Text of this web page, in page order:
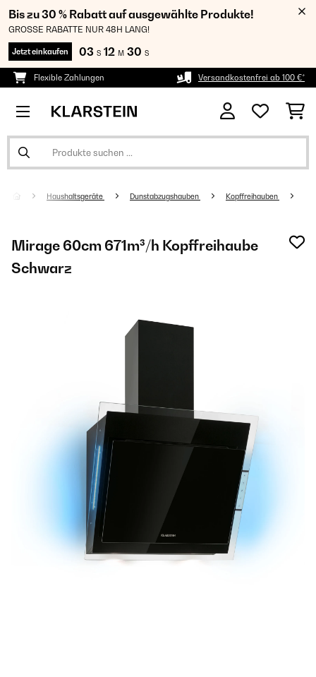
Bis zu 30 % Rabatt auf ausgewählte Produkte!
GROSSE RABATTE NUR 48H LANG!
Jetzt einkaufen 03 S 12 M 29 S
Flexible Zahlungen Versandkostenfrei ab 100 €*
Haushaltsgeräte Dunstabzugshauben Kopffreihauben
Mirage 60cm 671m³/h Kopffreihaube
Schwarz